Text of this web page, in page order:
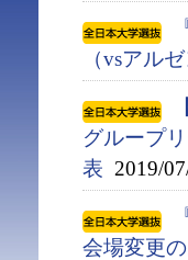
（vsアル
グループ
表 2019/
会場変更